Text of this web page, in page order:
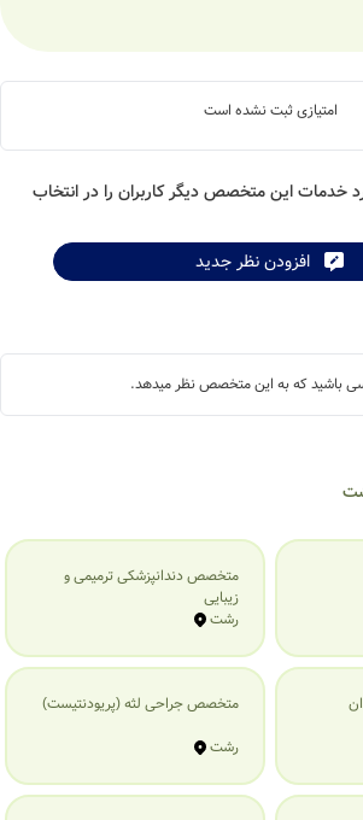
امتیازی ثبت نشده است
خدمات این متخصص دیگر کاربران را در انتخاب
افزودن نظر جدید
باشید که به این متخصص نظر میدهد.
متخصص دندانپزشکی ترمیمی و
زیبایی
رشت
متخصص جراحی لثه (پریودنتیست)
رشت